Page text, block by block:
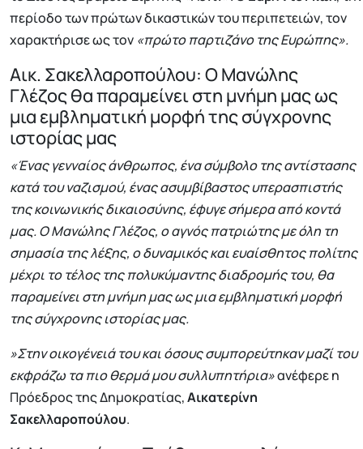
περίοδο των πρώτων δικαστικών του περιπετειών, τον
χαρακτήρισε ως τον «πρώτο παρτιζάνο της Ευρώπης».
Αικ. Σακελλαροπούλου: Ο Μανώλης
Γλέζος θα παραμείνει στη μνήμη μας ως
μια εμβληματική μορφή της σύγχρονης
ιστορίας μας
«Ένας γενναίος άνθρωπος, ένα σύμβολο της αντίστασης
κατά του ναζισμού, ένας ασυμβίβαστος υπερασπιστής
της κοινωνικής δικαιοσύνης, έφυγε σήμερα από κοντά
μας. Ο Μανώλης Γλέζος, ο αγνός πατριώτης με όλη τη
σημασία της λέξης, ο δυναμικός και ευαίσθητος πολίτης
μέχρι το τέλος της πολυκύμαντης διαδρομής του, θα
παραμείνει στη μνήμη μας ως μια εμβληματική μορφή
της σύγχρονης ιστορίας μας.
»Στην οικογένειά του και όσους συμπορεύτηκαν μαζί του
εκφράζω τα πιο θερμά μου συλλυπητήρια»ανέφερε η
Πρόεδρος της Δημοκρατίας,Αικατερίνη
Σακελλαροπούλου.